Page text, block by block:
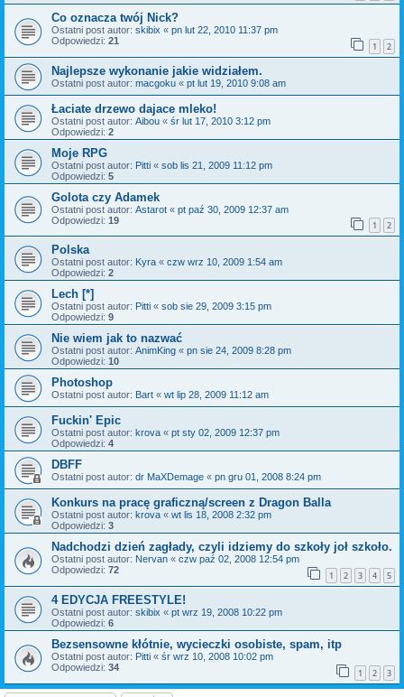
Co oznacza twój Nick?
Ostatni post autor: skibix « pn lut 22, 2010 11:37 pm
Odpowiedzi: 21 1 2
Najlepsze wykonanie jakie widziałem.
Ostatni post autor: macgoku « pt lut 19, 2010 9:08 am
Łaciate drzewo dajace mleko!
Ostatni post autor: Aibou « śr lut 17, 2010 3:12 pm
Odpowiedzi: 2
Moje RPG
Ostatni post autor: Pitti « sob lis 21, 2009 11:12 pm
Odpowiedzi: 5
Golota czy Adamek
Ostatni post autor: Astarot « pt paź 30, 2009 12:37 am
Odpowiedzi: 19 1 2
Polska
Ostatni post autor: Kyra « czw wrz 10, 2009 1:54 am
Odpowiedzi: 2
Lech [*]
Ostatni post autor: Pitti « sob sie 29, 2009 3:15 pm
Odpowiedzi: 9
Nie wiem jak to nazwać
Ostatni post autor: AnimKing « pn sie 24, 2009 8:28 pm
Odpowiedzi: 10
Photoshop
Ostatni post autor: Bart « wt lip 28, 2009 11:12 am
Fuckin' Epic
Ostatni post autor: krova « pt sty 02, 2009 12:37 pm
Odpowiedzi: 4
DBFF
Ostatni post autor: dr MaXDemage « pn gru 01, 2008 8:24 pm
Konkurs na pracę graficzną/screen z Dragon Balla
Ostatni post autor: krova « wt lis 18, 2008 2:32 pm
Odpowiedzi: 3
Nadchodzi dzień zagłady, czyli idziemy do szkoły joł szkoło.
Ostatni post autor: Nervan « czw paź 02, 2008 12:54 pm
Odpowiedzi: 72 1 2 3 4 5
4 EDYCJA FREESTYLE!
Ostatni post autor: skibix « pt wrz 19, 2008 10:22 pm
Odpowiedzi: 6
Bezsensowne kłótnie, wycieczki osobiste, spam, itp
Ostatni post autor: Pitti « śr wrz 10, 2008 10:02 pm
Odpowiedzi: 34 1 2 3